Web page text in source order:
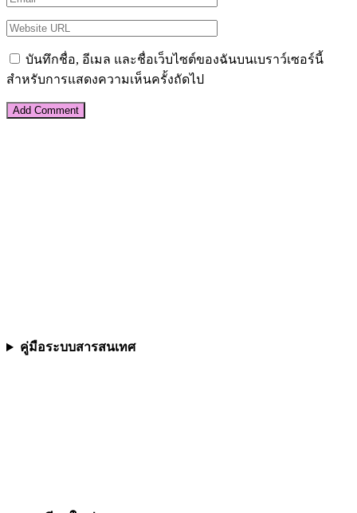
บันทึกชื่อ, อีเมล และชื่อเว็บไซต์ของฉันบนเบราว์เซอร์นี้
สำหรับการแสดงความเห็นครั้งถัดไป
คู่มือระบบสารสนเทศ